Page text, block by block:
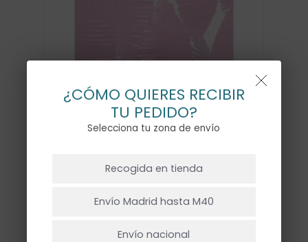
Hay existencias
¿CÓMO QUIERES RECIBIR
TU PEDIDO?
Selecciona tu zona de envío
Recogida en tienda
Envío Madrid hasta M40
Envío nacional